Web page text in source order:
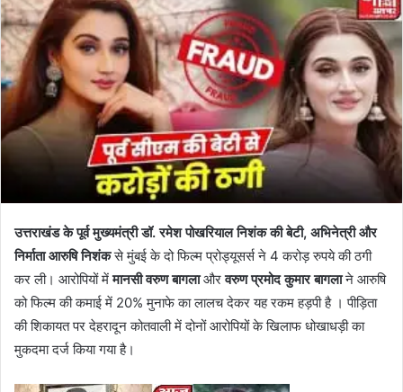
उत्तराखंड के पूर्व मुख्यमंत्री डॉ. रमेश पोखरियाल निशंक की बेटी, अभिनेत्री और
निर्माता आरुषि निशंकसे मुंबई के दो फिल्म प्रोड्यूसर्स ने 4 करोड़ रुपये की ठगी
कर ली। आरोपियों मेंमानसी वरुण बागलाऔरवरुण प्रमोद कुमार बागलाने आरुषि
को फिल्म की कमाई में 20% मुनाफे का लालच देकर यह रकम हड़पी है । पीड़िता
की शिकायत पर देहरादून कोतवाली में दोनों आरोपियों के खिलाफ धोखाधड़ी का
मुकदमा दर्ज किया गया है।